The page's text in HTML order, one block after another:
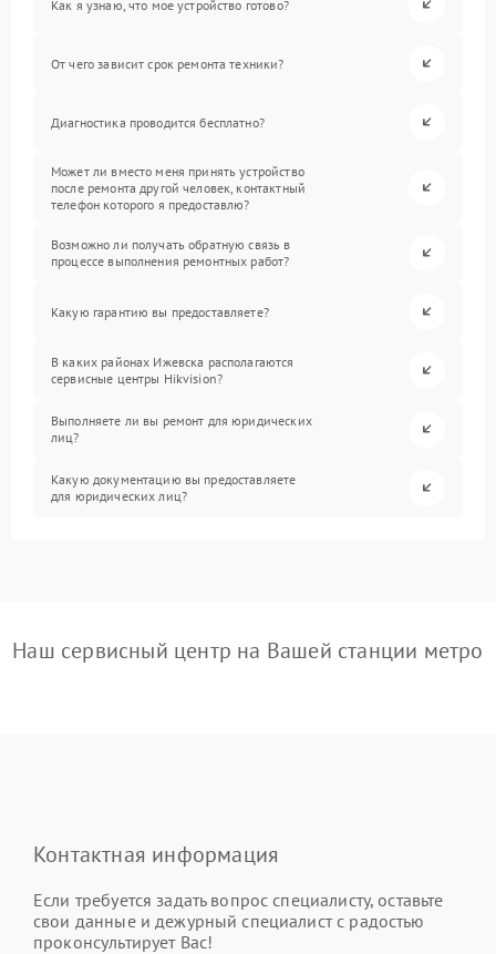
Как я узнаю, что мое устройство готово?
От чего зависит срок ремонта техники?
Диагностика проводится бесплатно?
Может ли вместо меня принять устройство
после ремонта другой человек, контактный
телефон которого я предоставлю?
Возможно ли получать обратную связь в
процессе выполнения ремонтных работ?
Какую гарантию вы предоставляете?
В каких районах Ижевска располагаются
сервисные центры Hikvision?
Выполняете ли вы ремонт для юридических
лиц?
Какую документацию вы предоставляете
для юридических лиц?
Наш сервисный центр на Вашей станции метро
Контактная информация
Если требуется задать вопрос специалисту, оставьте
свои данные и дежурный специалист с радостью
проконсультирует Вас!